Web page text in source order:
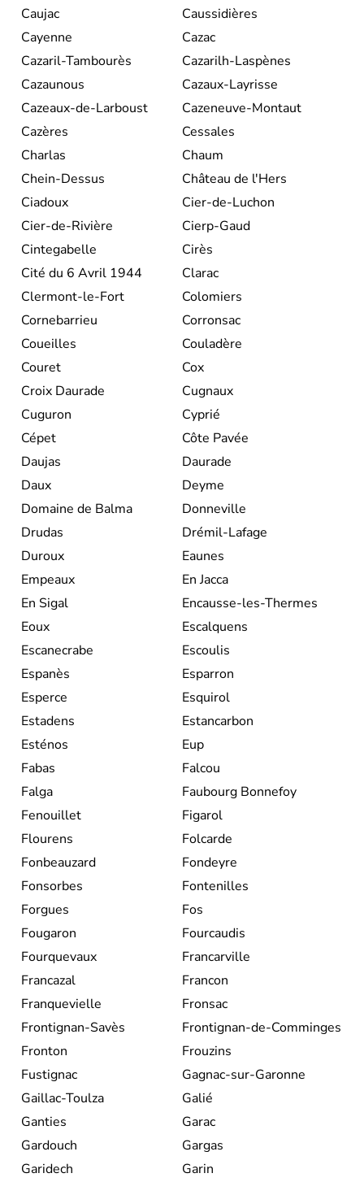
Caujac
Caussidières
Cayenne
Cazac
Cazaril-Tambourès
Cazarilh-Laspènes
Cazaunous
Cazaux-Layrisse
Cazeaux-de-Larboust
Cazeneuve-Montaut
Cazères
Cessales
Charlas
Chaum
Chein-Dessus
Château de l'Hers
Ciadoux
Cier-de-Luchon
Cier-de-Rivière
Cierp-Gaud
Cintegabelle
Cirès
Cité du 6 Avril 1944
Clarac
Clermont-le-Fort
Colomiers
Cornebarrieu
Corronsac
Coueilles
Couladère
Couret
Cox
Croix Daurade
Cugnaux
Cuguron
Cyprié
Cépet
Côte Pavée
Daujas
Daurade
Daux
Deyme
Domaine de Balma
Donneville
Drudas
Drémil-Lafage
Duroux
Eaunes
Empeaux
En Jacca
En Sigal
Encausse-les-Thermes
Eoux
Escalquens
Escanecrabe
Escoulis
Espanès
Esparron
Esperce
Esquirol
Estadens
Estancarbon
Esténos
Eup
Fabas
Falcou
Falga
Faubourg Bonnefoy
Fenouillet
Figarol
Flourens
Folcarde
Fonbeauzard
Fondeyre
Fonsorbes
Fontenilles
Forgues
Fos
Fougaron
Fourcaudis
Fourquevaux
Francarville
Francazal
Francon
Franquevielle
Fronsac
Frontignan-Savès
Frontignan-de-Comminges
Fronton
Frouzins
Fustignac
Gagnac-sur-Garonne
Gaillac-Toulza
Galié
Ganties
Garac
Gardouch
Gargas
Garidech
Garin